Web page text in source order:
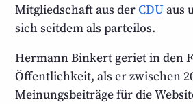
Mitglied­schaft aus derCDUaus
sich seitdem als parteilos.
Hermann Binkert geriet in den
Öffentlichkeit, als er zwischen
Meinungs­beiträge für die